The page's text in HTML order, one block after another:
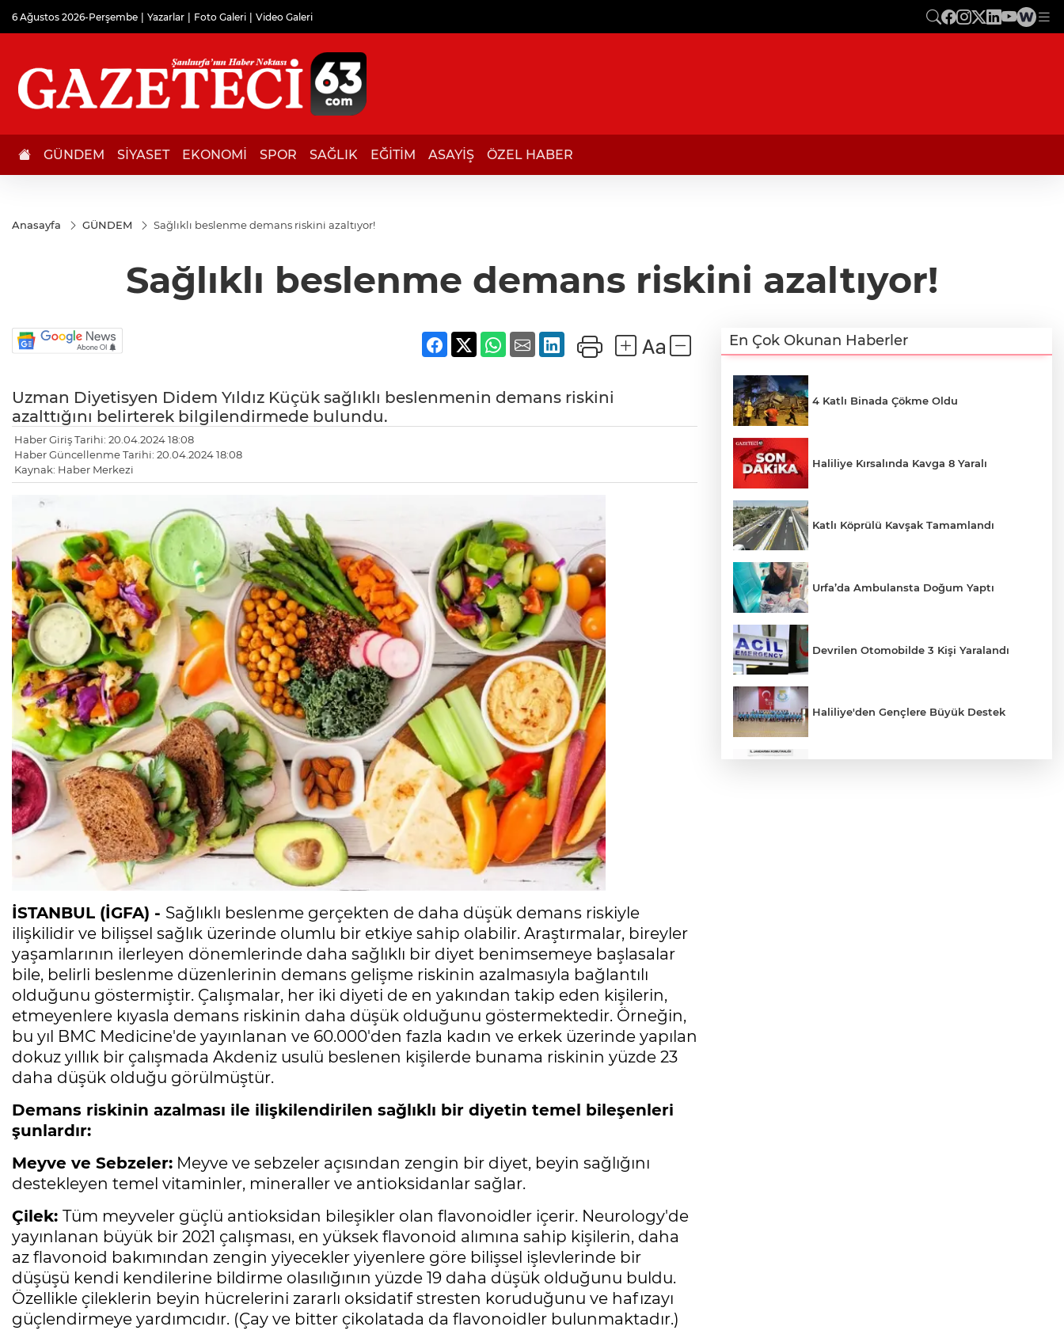
6 Ağustos 2026-Perşembe Yazarlar Foto Galeri Video Galeri
GÜNDEM SİYASET EKONOMİ SPOR SAĞLIK EĞİTİM ASAYİŞ ÖZEL HABER
Anasayfa GÜNDEM Sağlıklı beslenme demans riskini azaltıyor!
Sağlıklı beslenme demans riskini azaltıyor!
Uzman Diyetisyen Didem Yıldız Küçük sağlıklı beslenmenin demans riskini
azalttığını belirterek bilgilendirmede bulundu.
Haber Giriş Tarihi: 20.04.2024 18:08
Haber Güncellenme Tarihi: 20.04.2024 18:08
Kaynak: Haber Merkezi
İSTANBUL (İGFA) - Sağlıklı beslenme gerçekten de daha düşük demans riskiyle
ilişkilidir ve bilişsel sağlık üzerinde olumlu bir etkiye sahip olabilir. Araştırmalar, bireyler
yaşamlarının ilerleyen dönemlerinde daha sağlıklı bir diyet benimsemeye başlasalar
bile, belirli beslenme düzenlerinin demans gelişme riskinin azalmasıyla bağlantılı
olduğunu göstermiştir. Çalışmalar, her iki diyeti de en yakından takip eden kişilerin,
etmeyenlere kıyasla demans riskinin daha düşük olduğunu göstermektedir. Örneğin,
bu yıl BMC Medicine'de yayınlanan ve 60.000'den fazla kadın ve erkek üzerinde yapılan
dokuz yıllık bir çalışmada Akdeniz usulü beslenen kişilerde bunama riskinin yüzde 23
daha düşük olduğu görülmüştür.
Demans riskinin azalması ile ilişkilendirilen sağlıklı bir diyetin temel bileşenleri
şunlardır:
Meyve ve Sebzeler: Meyve ve sebzeler açısından zengin bir diyet, beyin sağlığını
destekleyen temel vitaminler, mineraller ve antioksidanlar sağlar.
Çilek: Tüm meyveler güçlü antioksidan bileşikler olan flavonoidler içerir. Neurology'de
yayınlanan büyük bir 2021 çalışması, en yüksek flavonoid alımına sahip kişilerin, daha
az flavonoid bakımından zengin yiyecekler yiyenlere göre bilişsel işlevlerinde bir
düşüşü kendi kendilerine bildirme olasılığının yüzde 19 daha düşük olduğunu buldu.
Özellikle çileklerin beyin hücrelerini zararlı oksidatif stresten koruduğunu ve hafızayı
güçlendirmeye yardımcıdır. (Çay ve bitter çikolatada da flavonoidler bulunmaktadır.)
En Çok Okunan Haberler
4 Katlı Binada Çökme Oldu
Haliliye Kırsalında Kavga 8 Yaralı
Katlı Köprülü Kavşak Tamamlandı
Urfa’da Ambulansta Doğum Yaptı
Devrilen Otomobilde 3 Kişi Yaralandı
Haliliye'den Gençlere Büyük Destek